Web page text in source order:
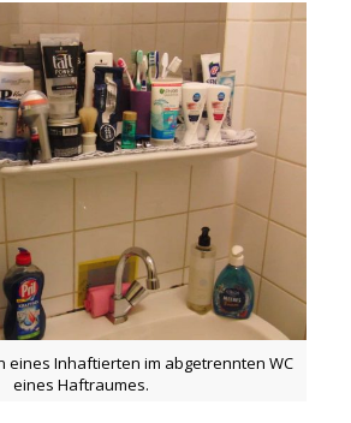
eines Inhaftierten im abgetrennten WC
eines Haftraumes.